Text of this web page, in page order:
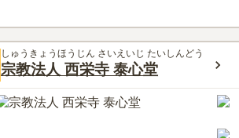
しゅうきょうほうじん さいえいじ たいしんどう
宗教法人 西栄寺 泰心堂